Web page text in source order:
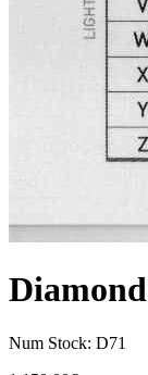
Num Stock: D71